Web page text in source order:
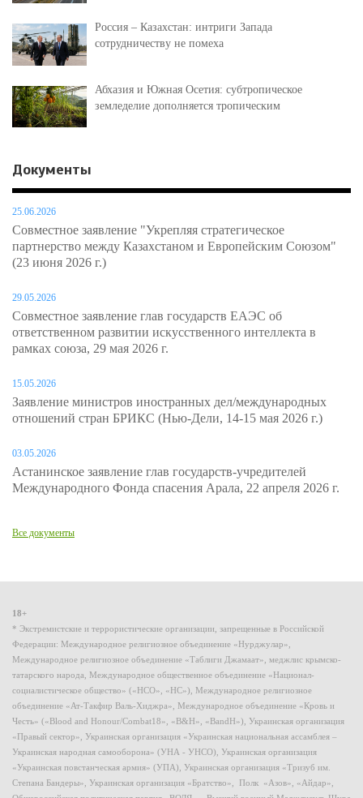
Россия – Казахстан: интриги Запада
сотрудничеству не помеха
Абхазия и Южная Осетия: субтропическое
земледелие дополняется тропическим
Документы
25.06.2026
Совместное заявление "Укрепляя стратегическое
партнерство между Казахстаном и Европейским Союзом"
(23 июня 2026 г.)
29.05.2026
Совместное заявление глав государств ЕАЭС об
ответственном развитии искусственного интеллекта в
рамках союза, 29 мая 2026 г.
15.05.2026
Заявление министров иностранных дел/международных
отношений стран БРИКС (Нью-Дели, 14-15 мая 2026 г.)
03.05.2026
Астанинское заявление глав государств-учредителей
Международного Фонда спасения Арала, 22 апреля 2026 г.
Все документы
18+
* Экстремистские и террористические организации, запрещенные в Российской
Федерации: Международное религиозное объединение «Нурджулар»,
Международное религиозное объединение «Таблиги Джамаат», меджлис крымско-
татарского народа, Международное общественное объединение «Национал-
социалистическое общество» («НСО», «НС»), Международное религиозное
объединение «Ат-Такфир Валь-Хиджра», Международное объединение «Кровь и
Честь» («Blood and Honour/Combat18», «B&H», «BandH»), Украинская организация
«Правый сектор», Украинская организация «Украинская национальная ассамблея –
Украинская народная самооборона» (УНА - УНСО), Украинская организация
«Украинская повстанческая армия» (УПА), Украинская организация «Тризуб им.
Степана Бандеры», Украинская организация «Братство», Полк «Азов», «Айдар»,